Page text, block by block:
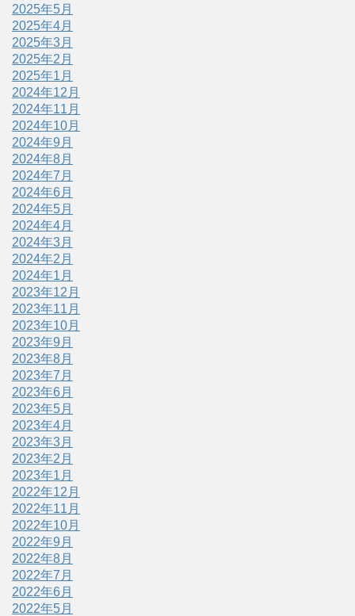
2025年5月
2025年4月
2025年3月
2025年2月
2025年1月
2024年12月
2024年11月
2024年10月
2024年9月
2024年8月
2024年7月
2024年6月
2024年5月
2024年4月
2024年3月
2024年2月
2024年1月
2023年12月
2023年11月
2023年10月
2023年9月
2023年8月
2023年7月
2023年6月
2023年5月
2023年4月
2023年3月
2023年2月
2023年1月
2022年12月
2022年11月
2022年10月
2022年9月
2022年8月
2022年7月
2022年6月
2022年5月